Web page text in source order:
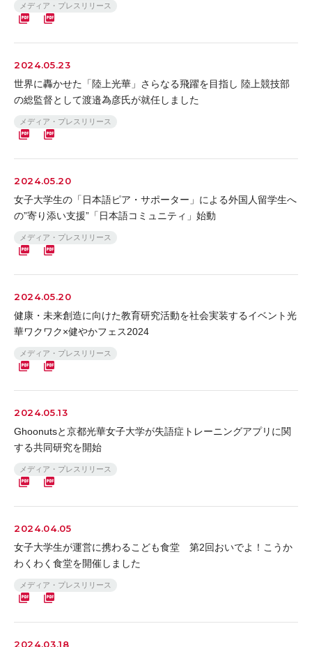
メディア・プレスリリース
2024.05.23
世界に轟かせた「陸上光華」さらなる飛躍を目指し 陸上競技部
の総監督として渡邉為彦氏が就任しました
メディア・プレスリリース
2024.05.20
女子大学生の「日本語ピア・サポーター」による外国人留学生へ
の”寄り添い支援”「日本語コミュニティ」始動
メディア・プレスリリース
2024.05.20
健康・未来創造に向けた教育研究活動を社会実装するイベント光
華ワクワク×健やかフェス2024
メディア・プレスリリース
2024.05.13
Ghoonutsと京都光華女子大学が失語症トレーニングアプリに関
する共同研究を開始
メディア・プレスリリース
2024.04.05
女子大学生が運営に携わるこども食堂 第2回おいでよ！こうか
わくわく食堂を開催しました
メディア・プレスリリース
2024.03.18